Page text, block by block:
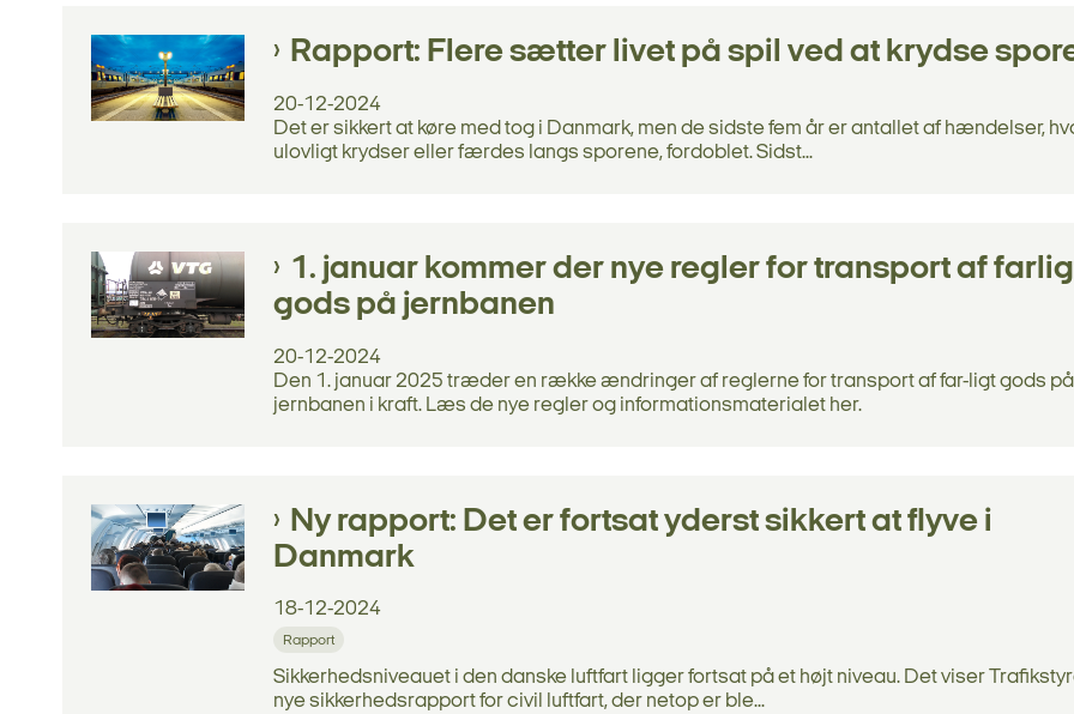
Rapport: Flere sætter livet på spil ved at krydse
20-12-2024
Det er sikkert at køre med tog i Danmark, men de sidste fem år er antallet af hændelser,
ulovligt krydser eller færdes langs sporene, fordoblet. Sidst...
1. januar kommer der nye regler for transport af
gods på jernbanen
20-12-2024
Den 1. januar 2025 træder en række ændringer af reglerne for transport af far-ligt gods på
jernbanen i kraft. Læs de nye regler og informationsmaterialet her.
Ny rapport: Det er fortsat yderst sikkert at flyve i
Danmark
18-12-2024
Rapport
Sikkerhedsniveauet i den danske luftfart ligger fortsat på et højt niveau. Det viser
nye sikkerhedsrapport for civil luftfart, der netop er ble...